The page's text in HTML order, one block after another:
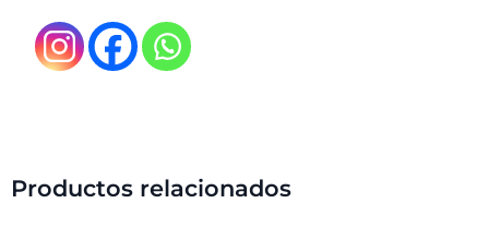
Productos relacionados